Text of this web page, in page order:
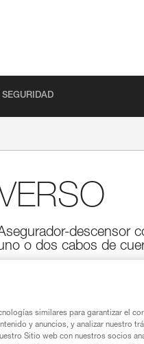
descensor
o dos cabos de
¡El más ligero de la gama Petzl!
asegurar a un escalador o
circulación de la cuerda en el
mayoría de diámetros de
6,9 a 9,2 mm.
similares para garantizar el
y anuncios, y analizar nuestro
Sitio web con nuestros socios